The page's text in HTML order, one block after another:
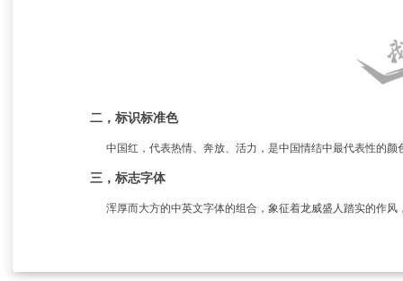
二，标识标准色
中国红，代表热情、奔放、活力，是中国情结中最代表性的颜
三，标志字体
浑厚而大方的中英文字体的组合，象征着龙威盛人踏实的作风